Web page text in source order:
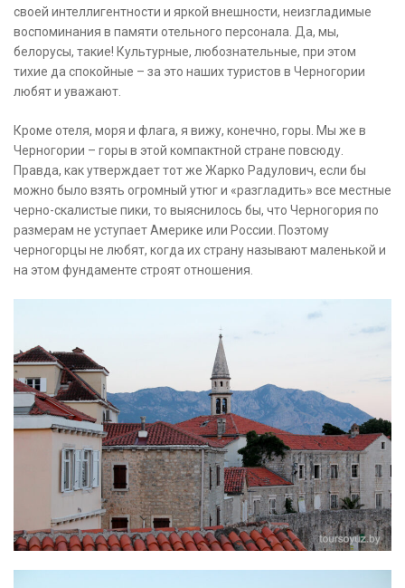
своей интеллигентности и яркой внешности, неизгладимые
воспоминания в памяти отельного персонала. Да, мы,
белорусы, такие! Культурные, любознательные, при этом
тихие да спокойные – за это наших туристов в Черногории
любят и уважают.
Кроме отеля, моря и флага, я вижу, конечно, горы. Мы же в
Черногории – горы в этой компактной стране повсюду.
Правда, как утверждает тот же Жарко Радулович, если бы
можно было взять огромный утюг и «разгладить» все местные
черно-скалистые пики, то выяснилось бы, что Черногория по
размерам не уступает Америке или России. Поэтому
черногорцы не любят, когда их страну называют маленькой и
на этом фундаменте строят отношения.